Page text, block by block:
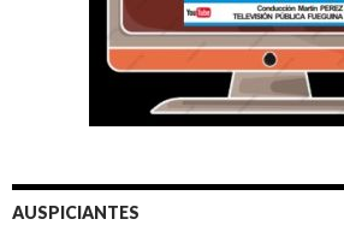
AUSPICIANTES